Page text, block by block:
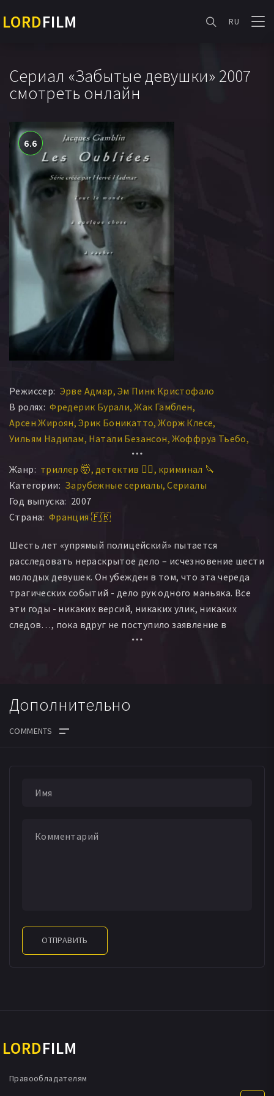
LORDFILM RU
Сериал «Забытые девушки» 2007
смотреть онлайн
6.6
Режиссер: Эрве Адмар Эм Пинк Кристофало
В ролях: Фредерик Бурали Жак Гамблен
Арсен Жироян Эрик Боникатто Жорж Клесе
Уильям Надилам Натали Безансон Жоффруа Тьебо
Корина Масьеро
Присцилла Атталь-Сфез Дидье Констант
Bruno Le Guern Морган Сабот Софи Бурдон
Бруно Эспозито Режиналь Югенен
Александра Мишель Полетт Франц
Louise Lemoine Torrès Véronique Billia Энни Бертин
Agathe Louvieaux Бернард Грачик Danièle Hennebelle
Тьерри Себбан Самир Джама Свон Демаршан
Бернард Легран
Жанр: триллер 🤯 детектив 🕵️‍♂️ криминал 🔪
Категории: Зарубежные сериалы Сериалы
Год выпуска: 2007
Страна: Франция 🇫🇷
Шесть лет «упрямый полицейский» пытается
расследовать нераскрытое дело – исчезновение шести
молодых девушек. Он убежден в том, что эта череда
трагических событий - дело рук одного маньяка. Все
эти годы - никаких версий, никаких улик, никаких
следов…, пока вдруг не поступило заявление в
полицию об исчезновении еще одной молодой
Дополнительно
ОТПРАВИТЬ
LORDFILM
Правообладателям